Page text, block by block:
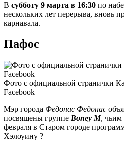
В субботу 9 марта в 16:30 по
нескольких лет перерыва, вновь
карнавала.
Пафос
Фото с официальной странички
Facebook
Мэр города Федонас Федонас
посвящены группе Boney M, чьим
февраля в Старом городе
Хэлоуину ?